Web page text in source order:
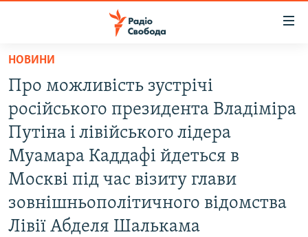
Перейти
основного
матеріалу
Перейти
до
основної
навігації
Перейти
до
пошуку
ВСЕ ЗА ДОБУ
СТАТТІ
ЕКОНОМІКА
СУСПІЛЬСТВО
КУЛЬТУРА
ВІЙНА
РОСІЙСЬКА «ФІЛЬТРАЦІЯ»
ДОНБАС.РЕАЛІЇ
КРИМ.РЕАЛІЇ
НОВИНИ
Про можливість зустрічі
російського президента Владіміра
Путіна і лівійського лідера
Муамара Каддафі йдеться в
Москві під час візиту глави
зовнішньополітичного відомства
Лівії Абделя Шалькама